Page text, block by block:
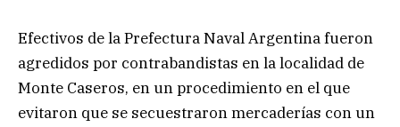
Efectivos de la Prefectura Naval Argentina fueron
agredidos por contrabandistas en la localidad de
Monte Caseros, en un procedimiento en el que
evitaron que se secuestraron mercaderías con un